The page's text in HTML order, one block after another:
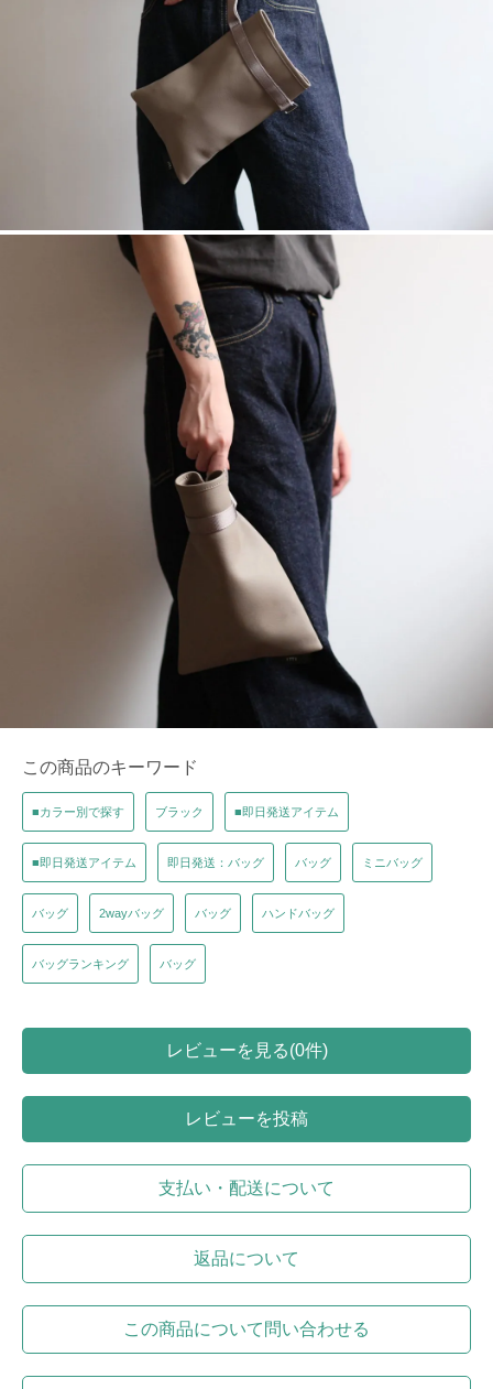
この商品のキーワード
■カラー別で探す ブラック ■即日発送アイテム
■即日発送アイテム 即日発送：バッグ バッグ ミニバッグ
バッグ 2wayバッグ バッグ ハンドバッグ
バッグランキング バッグ
レビューを見る(0件)
レビューを投稿
支払い・配送について
返品について
この商品について問い合わせる